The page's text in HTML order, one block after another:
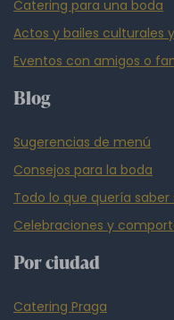
Catering para una boda
Actos y bailes culturales
Eventos con amigos o
Blog
Sugerencias de menú
Consejos para la boda
Todo lo que quería
Celebraciones y
Por ciudad
Catering Praga